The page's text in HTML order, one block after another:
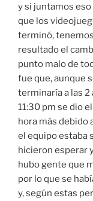
y si juntamos eso
que los
terminó,
resultado el
punto malo de
fue que, aunque
terminaría a las 2
11:30 pm se dio
hora más debido
el equipo estaba
hicieron esperar
hubo gente que
por lo que se
y, según estas